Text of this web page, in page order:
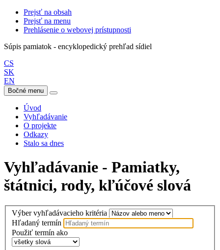
Prejsť na obsah
Prejsť na menu
Prehlásenie o webovej prístupnosti
Súpis pamiatok - encyklopedický prehľad sídiel
CS
SK
EN
Bočné menu
Úvod
Vyhľadávanie
O projekte
Odkazy
Stalo sa dnes
Vyhľadávanie - Pamiatky,
štátnici, rody, kľúčové slová
Výber vyhľadávacieho kritéria
Hľadaný termín
Použiť termín ako